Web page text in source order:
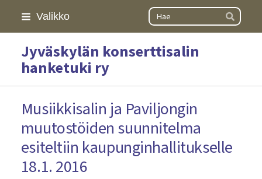
Siirry
Valikko Haku
Hae
Jyväskylän konserttisalin
hanketuki ry
Musiikkisalin ja Paviljongin
muutostöiden suunnitelma
esiteltiin kaupunginhallitukselle
18.1. 2016